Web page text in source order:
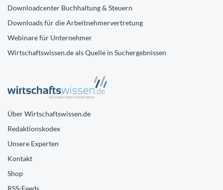
Downloadcenter Buchhaltung & Steuern
Downloads für die Arbeitnehmervertretung
Webinare für Unternehmer
Wirtschaftswissen.de als Quelle in Suchergebnissen
Über Wirtschaftswissen.de
Redaktionskodex
Unsere Experten
Kontakt
Shop
RSS-Feeds